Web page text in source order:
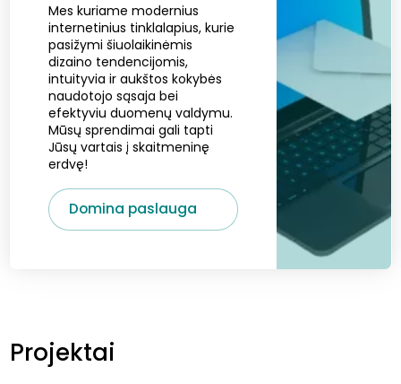
Mes kuriame modernius
internetinius tinklalapius, kurie
pasižymi šiuolaikinėmis
dizaino tendencijomis,
intuityvia ir aukštos kokybės
naudotojo sąsaja bei
efektyviu duomenų valdymu.
Mūsų sprendimai gali tapti
Jūsų vartais į skaitmeninę
erdvę!
Domina paslauga
Projektai